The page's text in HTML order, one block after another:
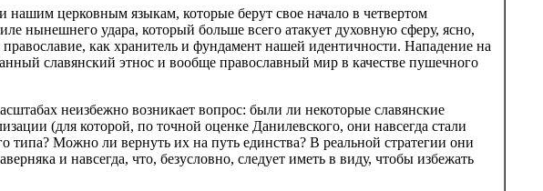
церковным языкам, которые берут свое начало в четвертом
нынешнего удара, который больше всего атакует духовную сферу, ясно,
как хранитель и фундамент нашей идентичности. Нападение на
славянский этнос и вообще православный мир в качестве пушечного
неизбежно возникает вопрос: были ли некоторые славянские
(для которой, по точной оценке Данилевского, они навсегда стали
типа? Можно ли вернуть их на путь единства? В реальной стратегии они
и навсегда, что, безусловно, следует иметь в виду, чтобы избежать